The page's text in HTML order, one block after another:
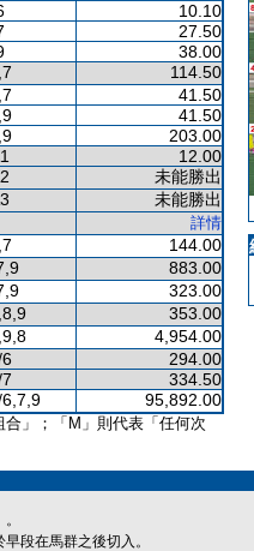
10.10
27.50
38.00
114.50
41.50
41.50
203.00
12.00
未能勝出
未能勝出
詳情
144.00
883.00
323.00
353.00
4,954.00
294.00
334.50
95,892.00
」；「M」則代表「任何次
段在馬群之後切入。